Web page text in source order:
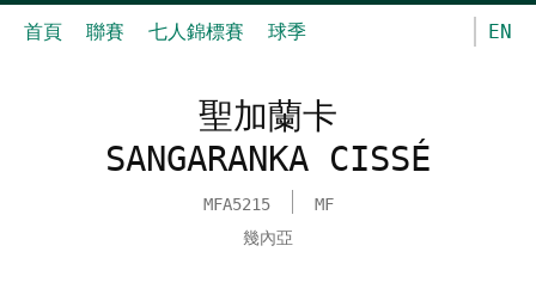
首頁 聯賽 七人錦標賽 球季 EN
聖加蘭卡
SANGARANKA CISSÉ
MFA5215
MF
幾內亞